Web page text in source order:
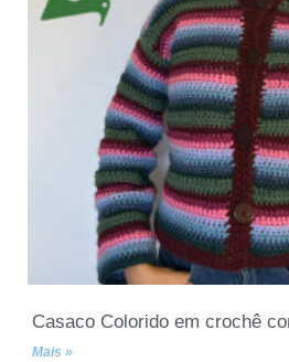
Casaco Colorido em crochê
Mais »